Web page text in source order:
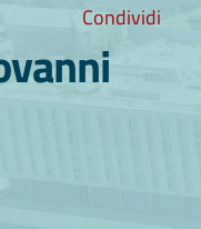
Condividi